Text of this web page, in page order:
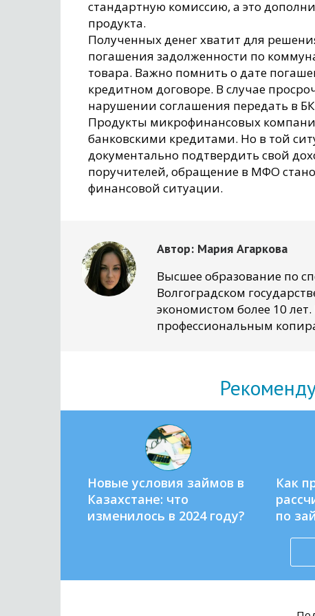
стандартную комиссию, а это
продукта.
Полученных денег хватит для
погашения задолженности по
товара. Важно помнить о дате
кредитном договоре. В случае
нарушении соглашения передать в
Продукты микрофинансовых
банковскими кредитами. Но в той
документально подтвердить свой
поручителей, обращение в МФО
финансовой ситуации.
Автор: Мария Агаркова
Высшее образование по
Волгоградском
экономистом более 10
профессиональным
Новые условия займов в
Казахстане: что
изменилось в 2024 году?
Как
по